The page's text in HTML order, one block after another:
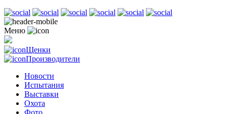
Меню
Щенки
Производители
Новости
Испытания
Выставки
Охота
Фото